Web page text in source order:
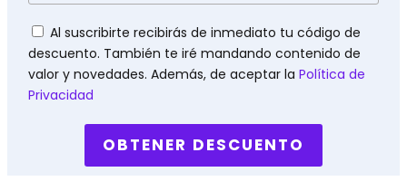
Políticas
Al suscribirte recibirás de inmediato tu código de
descuento. También te iré mandando contenido de
valor y novedades. Además, de aceptar la Política de
Privacidad
OBTENER DESCUENTO